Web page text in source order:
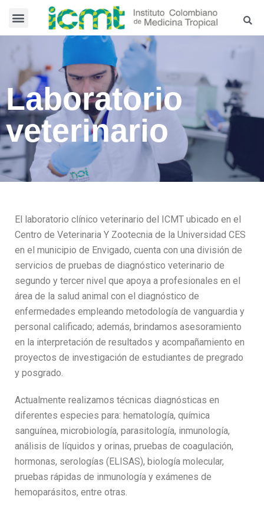
Laboratorio
veterinario
El laboratorio clínico veterinario del ICMT ubicado en el
Centro de Veterinaria Y Zootecnia de la Universidad CES
en el municipio de Envigado, cuenta con una división de
servicios de pruebas de diagnóstico veterinario de
segundo y tercer nivel que apoya a profesionales en el
área de la salud animal con el diagnóstico de
enfermedades empleando metodología de vanguardia y
personal calificado; además, brindamos asesoramiento
en la interpretación de resultados y acompañamiento en
proyectos de investigación de estudiantes de pregrado
y posgrado.
Actualmente realizamos técnicas diagnósticas en
diferentes especies para: hematología, química
sanguínea, microbiología, parasitología, inmunología,
análisis de líquidos y orinas, pruebas de coagulación,
hormonas, serologías (ELISAS), biología molecular,
pruebas rápidas de inmunología y exámenes de
hemoparásitos, entre otras.